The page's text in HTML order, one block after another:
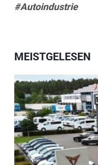
#Autoindustrie
MEISTGELESEN